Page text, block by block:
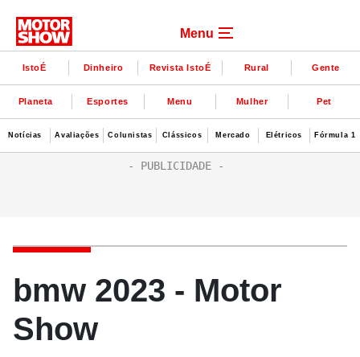
Menu
IstoÉ Dinheiro Revista IstoÉ Rural Gente
Planeta Esportes Menu Mulher Pet
Notícias Avaliações Colunistas Clássicos Mercado Elétricos Fórmula 1
bmw 2023 - Motor
Show